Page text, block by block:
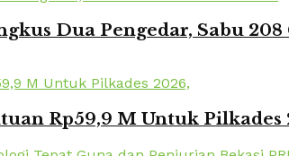
Dua Pengedar, Sabu
Rp59,9 M Untuk Pilkades